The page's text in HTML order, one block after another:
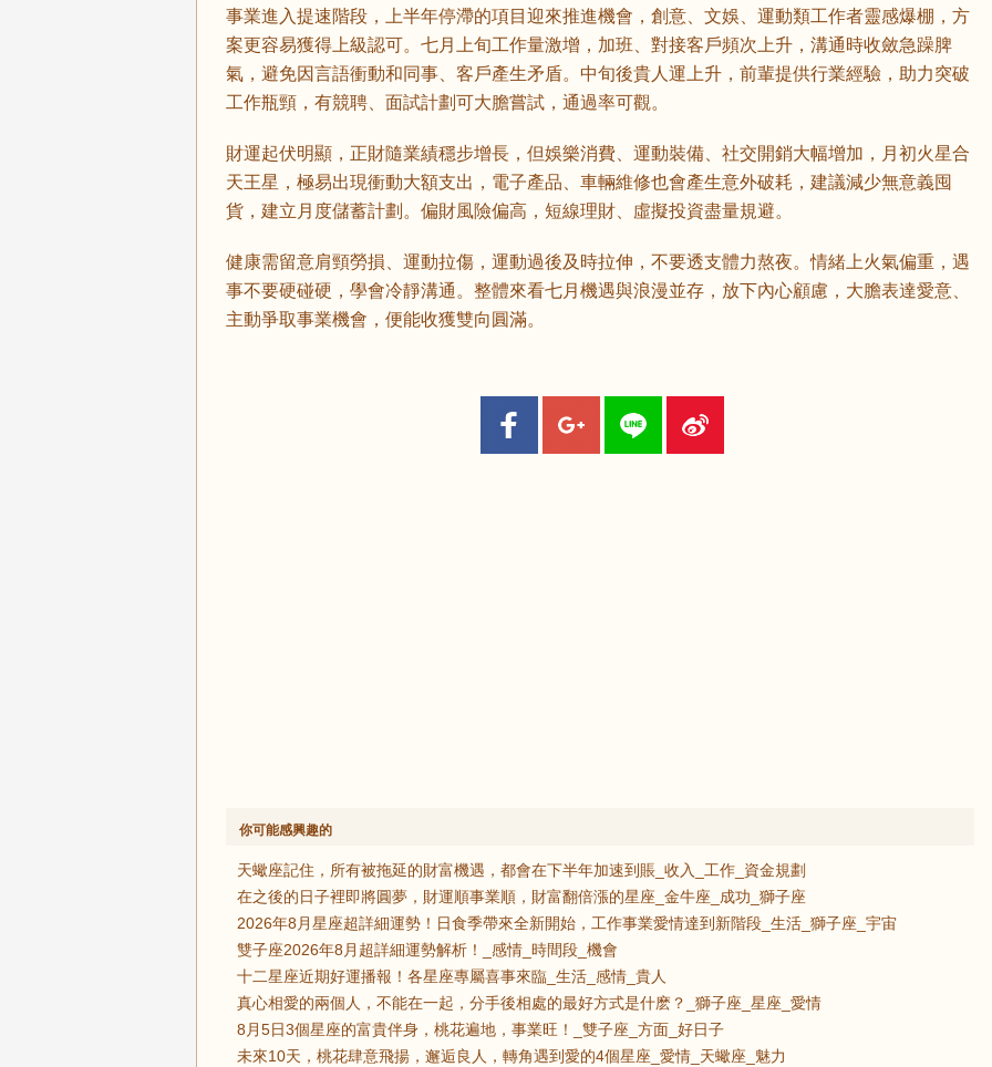
事業進入提速階段，上半年停滯的項目迎來推進機會，創意、文娛、運動類工作者靈感爆棚，方
案更容易獲得上級認可。七月上旬工作量激增，加班、對接客戶頻次上升，溝通時收斂急躁脾
氣，避免因言語衝動和同事、客戶產生矛盾。中旬後貴人運上升，前輩提供行業經驗，助力突破
工作瓶頸，有競聘、面試計劃可大膽嘗試，通過率可觀。
財運起伏明顯，正財隨業績穩步增長，但娛樂消費、運動裝備、社交開銷大幅增加，月初火星合
天王星，極易出現衝動大額支出，電子產品、車輛維修也會產生意外破耗，建議減少無意義囤
貨，建立月度儲蓄計劃。偏財風險偏高，短線理財、虛擬投資盡量規避。
健康需留意肩頸勞損、運動拉傷，運動過後及時拉伸，不要透支體力熬夜。情緒上火氣偏重，遇
事不要硬碰硬，學會冷靜溝通。整體來看七月機遇與浪漫並存，放下內心顧慮，大膽表達愛意、
主動爭取事業機會，便能收獲雙向圓滿。
你可能感興趣的
天蠍座記住，所有被拖延的財富機遇，都會在下半年加速到賬_收入_工作_資金規劃
在之後的日子裡即將圓夢，財運順事業順，財富翻倍漲的星座_金牛座_成功_獅子座
2026年8月星座超詳細運勢！日食季帶來全新開始，工作事業愛情達到新階段_生活_獅子座_宇宙
雙子座2026年8月超詳細運勢解析！_感情_時間段_機會
十二星座近期好運播報！各星座專屬喜事來臨_生活_感情_貴人
真心相愛的兩個人，不能在一起，分手後相處的最好方式是什麽？_獅子座_星座_愛情
8月5日3個星座的富貴伴身，桃花遍地，事業旺！_雙子座_方面_好日子
未來10天，桃花肆意飛揚，邂逅良人，轉角遇到愛的4個星座_愛情_天蠍座_魅力